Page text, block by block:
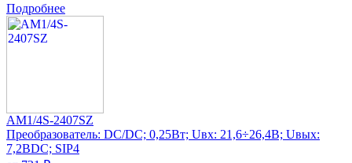
Подробнее
AM1/4S-2407SZ
Преобразователь: DC/DC; 0,25Вт; Uвх: 21,6÷26,4В; Uвых:
7,2ВDC; SIP4